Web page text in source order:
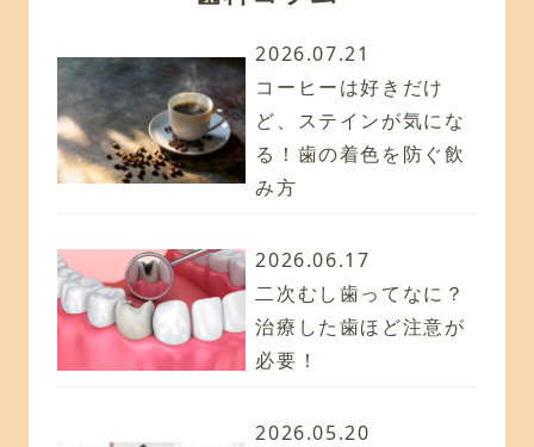
2026.07.21
コーヒーは好きだけ
ど、ステインが気にな
る！歯の着色を防ぐ飲
み方
2026.06.17
二次むし歯ってなに？
治療した歯ほど注意が
必要！
2026.05.20